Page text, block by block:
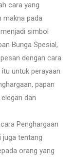
cara yang
makna pada
simbol
Bunga Spesial,
dengan cara
untuk perayaan
papan
dan
Penghargaan
juga tentang
orang yang